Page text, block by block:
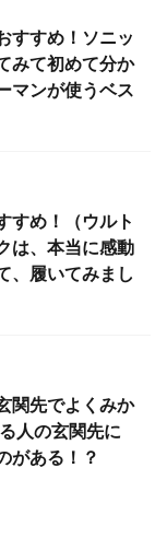
すすめ！ソニッ
みて初めて分か
マンが使うベス
すめ！（ウルト
は、本当に感動
、履いてみまし
関先でよくみか
人の玄関先に
がある！？